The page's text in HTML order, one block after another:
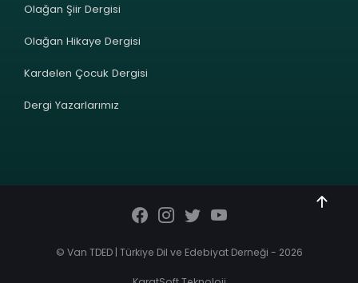
Olağan Şiir Dergisi
Olağan Hikaye Dergisi
Kardelen Çocuk Dergisi
Dergi Yazarlarımız
© Van TDED | Türkiye Dil ve Edebiyat Derneği - 2026